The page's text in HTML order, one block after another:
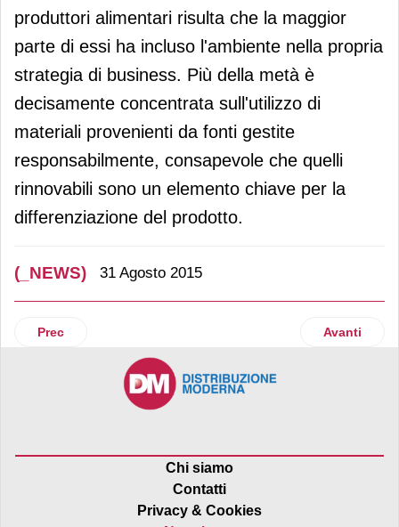
produttori alimentari risulta che la maggior
parte di essi ha incluso l'ambiente nella propria
strategia di business. Più della metà è
decisamente concentrata sull'utilizzo di
materiali provenienti da fonti gestite
responsabilmente, consapevole che quelli
rinnovabili sono un elemento chiave per la
differenziazione del prodotto.
(_NEWS) 31 Agosto 2015
Articolo precedente: Sony Mobile nomina Augusto Zumbo
Prec Articolo
Avanti
Chi siamo
Contatti
Privacy & Cookies